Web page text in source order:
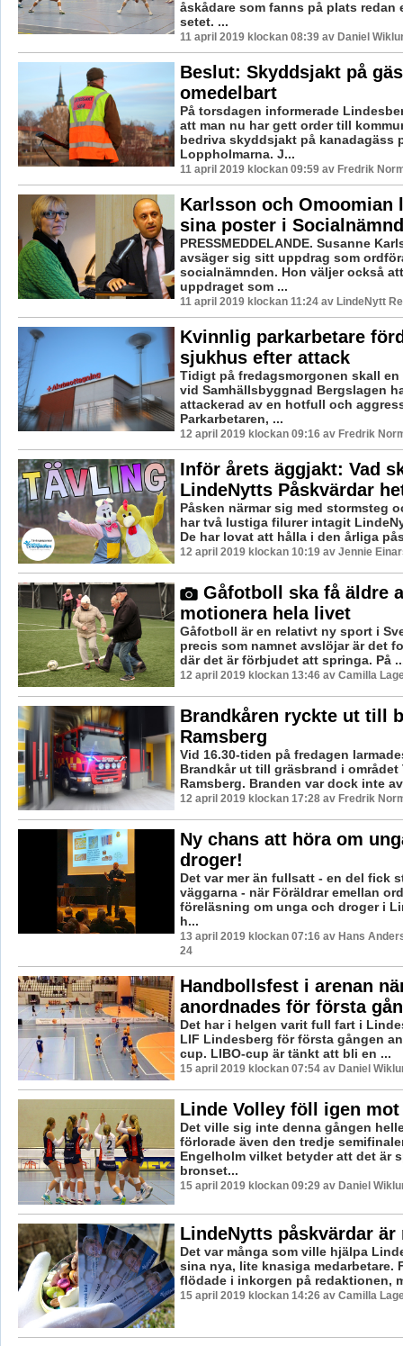
åskådare som fanns på plats redan
setet. ...
11 april 2019 klockan 08:39 av Daniel
Beslut: Skyddsjakt på
omedelbart
På torsdagen informerade
att man nu har gett order till
bedriva skyddsjakt på kanadagäss
Loppholmarna. J...
11 april 2019 klockan 09:59 av Fredrik
Karlsson och Omoomian
sina poster i
PRESSMEDDELANDE. Susanne
avsäger sig sitt uppdrag som
socialnämnden. Hon väljer också
uppdraget som ...
11 april 2019 klockan 11:24 av LindeNytt
Kvinnlig parkarbetare
sjukhus efter attack
Tidigt på fredagsmorgonen skall en
vid Samhällsbyggnad Bergslagen
attackerad av en hotfull och
Parkarbetaren, ...
12 april 2019 klockan 09:16 av Fredrik
Inför årets äggjakt: Vad
LindeNytts Påskvärdar
Påsken närmar sig med stormsteg
har två lustiga filurer intagit
De har lovat att hålla i den årliga
12 april 2019 klockan 10:19 av Jennie
Gåfotboll ska få äldre
motionera hela livet
Gåfotboll är en relativt ny sport i
precis som namnet avslöjar är det
där det är förbjudet att springa. På
12 april 2019 klockan 13:46 av Camilla
Brandkåren ryckte ut till
Ramsberg
Vid 16.30-tiden på fredagen
Brandkår ut till gräsbrand i området
Ramsberg. Branden var dock inte
12 april 2019 klockan 17:28 av Fredrik
Ny chans att höra om
droger!
Det var mer än fullsatt - en del fick
väggarna - när Föräldrar emellan
föreläsning om unga och droger i
h...
13 april 2019 klockan 07:16 av Hans
24
Handbollsfest i arenan
anordnades för första
Det har i helgen varit full fart i
LIF Lindesberg för första gången
cup. LIBO-cup är tänkt att bli en ...
15 april 2019 klockan 07:54 av Daniel
Linde Volley föll igen
Det ville sig inte denna gången
förlorade även den tredje
Engelholm vilket betyder att det är
bronset...
15 april 2019 klockan 09:29 av Daniel
LindeNytts påskvärdar är
Det var många som ville hjälpa
sina nya, lite knasiga medarbetare.
flödade i inkorgen på redaktionen,
15 april 2019 klockan 14:26 av Camilla